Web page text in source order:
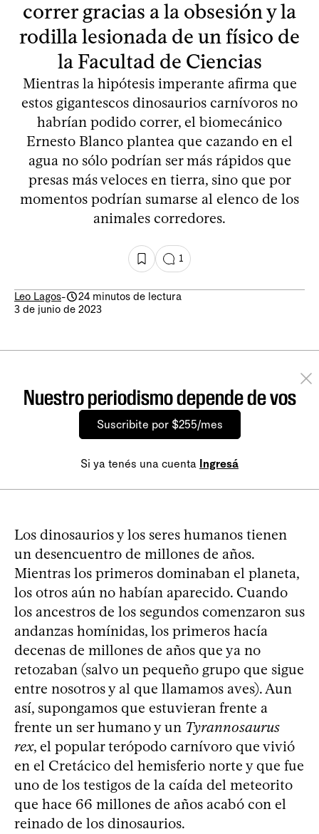
correr gracias a la obsesión y la
rodilla lesionada de un físico de
la Facultad de Ciencias
Mientras la hipótesis imperante afirma que
estos gigantescos dinosaurios carnívoros no
habrían podido correr, el biomecánico
Ernesto Blanco plantea que cazando en el
agua no sólo podrían ser más rápidos que
presas más veloces en tierra, sino que por
momentos podrían sumarse al elenco de los
animales corredores.
1
Leo Lagos-
24 minutos de lectura
3 de junio de 2023
Nuestro periodismo depende de vos
Suscribite por $255/mes
Si ya tenés una cuenta Ingresá
Los dinosaurios y los seres humanos tienen
un desencuentro de millones de años.
Mientras los primeros dominaban el planeta,
los otros aún no habían aparecido. Cuando
los ancestros de los segundos comenzaron sus
andanzas homínidas, los primeros hacía
decenas de millones de años que ya no
retozaban (salvo un pequeño grupo que sigue
entre nosotros y al que llamamos aves). Aun
así, supongamos que estuvieran frente a
frente un ser humano y un Tyrannosaurus
rex, el popular terópodo carnívoro que vivió
en el Cretácico del hemisferio norte y que fue
uno de los testigos de la caída del meteorito
que hace 66 millones de años acabó con el
reinado de los dinosaurios.